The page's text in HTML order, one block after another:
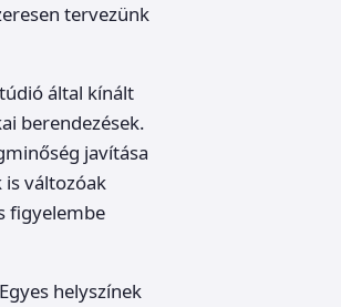
tervezünk
által kínált
berendezések.
javítása
is változóak
figyelembe
helyszínek